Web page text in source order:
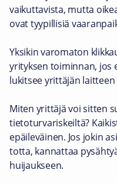
vaikuttavista, mutta
ovat tyypillisiä
Yksikin varomaton
yrityksen toiminnan, jos
lukitsee yrittäjän
Miten yrittäjä voi sitten
tietoturvariskeiltä?
epäileväinen. Jos jokin
totta, kannattaa
huijaukseen.